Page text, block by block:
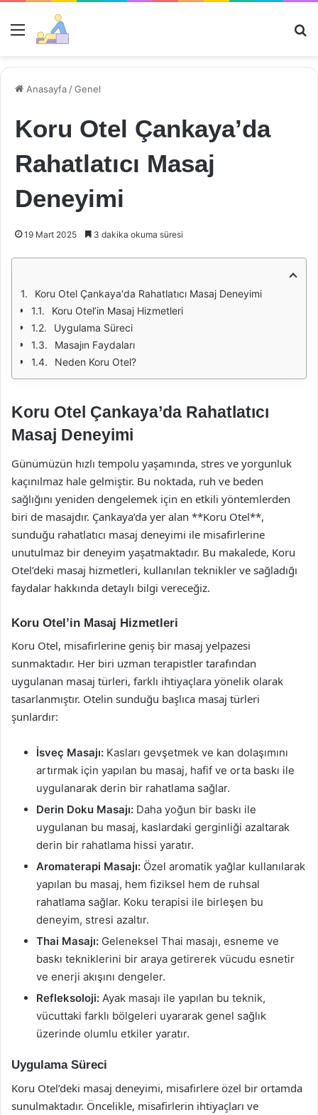
Menü
Anasayfa /Genel
Koru Otel Çankaya’da
Rahatlatıcı Masaj
Deneyimi
19 Mart 2025 3 dakika okuma süresi
Koru Otel Çankaya'da Rahatlatıcı Masaj Deneyimi
Koru Otel’in Masaj Hizmetleri
Uygulama Süreci
Masajın Faydaları
Neden Koru Otel?
Koru Otel Çankaya’da Rahatlatıcı
Masaj Deneyimi
Günümüzün hızlı tempolu yaşamında, stres ve yorgunluk
kaçınılmaz hale gelmiştir. Bu noktada, ruh ve beden
sağlığını yeniden dengelemek için en etkili yöntemlerden
biri de masajdır. Çankaya’da yer alan **Koru Otel**,
sunduğu rahatlatıcı masaj deneyimi ile misafirlerine
unutulmaz bir deneyim yaşatmaktadır. Bu makalede, Koru
Otel’deki masaj hizmetleri, kullanılan teknikler ve sağladığı
faydalar hakkında detaylı bilgi vereceğiz.
Koru Otel’in Masaj Hizmetleri
Koru Otel, misafirlerine geniş bir masaj yelpazesi
sunmaktadır. Her biri uzman terapistler tarafından
uygulanan masaj türleri, farklı ihtiyaçlara yönelik olarak
tasarlanmıştır. Otelin sunduğu başlıca masaj türleri
şunlardır:
İsveç Masajı: Kasları gevşetmek ve kan dolaşımını
artırmak için yapılan bu masaj, hafif ve orta baskı ile
uygulanarak derin bir rahatlama sağlar.
Derin Doku Masajı: Daha yoğun bir baskı ile
uygulanan bu masaj, kaslardaki gerginliği azaltarak
derin bir rahatlama hissi yaratır.
Aromaterapi Masajı: Özel aromatik yağlar kullanılarak
yapılan bu masaj, hem fiziksel hem de ruhsal
rahatlama sağlar. Koku terapisi ile birleşen bu
deneyim, stresi azaltır.
Thai Masajı: Geleneksel Thai masajı, esneme ve
baskı tekniklerini bir araya getirerek vücudu esnetir
ve enerji akışını dengeler.
Refleksoloji: Ayak masajı ile yapılan bu teknik,
vücuttaki farklı bölgeleri uyararak genel sağlık
üzerinde olumlu etkiler yaratır.
Uygulama Süreci
Koru Otel’deki masaj deneyimi, misafirlere özel bir ortamda
sunulmaktadır. Öncelikle, misafirlerin ihtiyaçları ve